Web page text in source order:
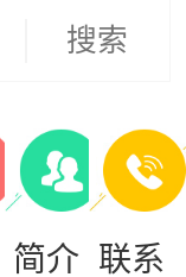
搜索
简介 联系